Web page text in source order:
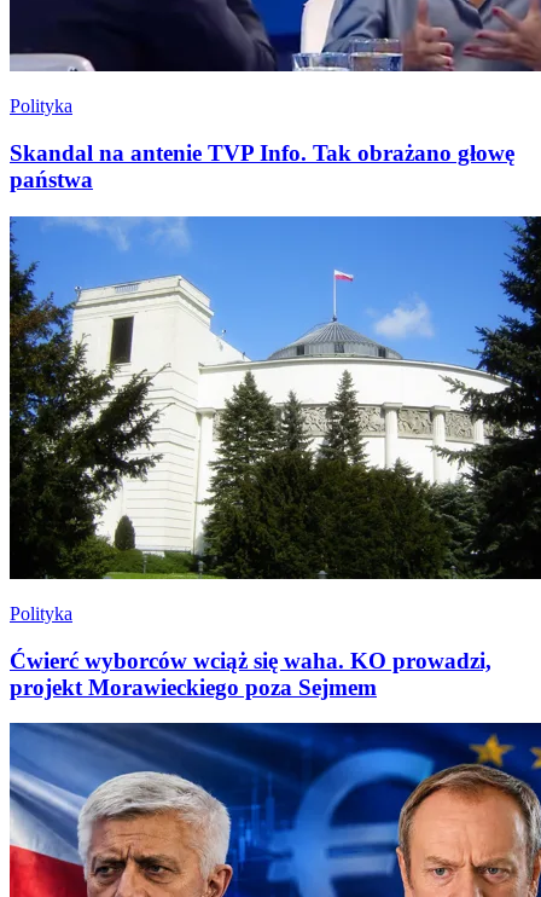
Polityka
Skandal na antenie TVP Info. Tak obrażano głowę
państwa
Polityka
Ćwierć wyborców wciąż się waha. KO prowadzi,
projekt Morawieckiego poza Sejmem